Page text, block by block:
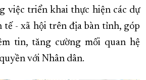
việc triển khai thực hiện các dự
- xã hội trên địa bàn tỉnh, góp
tin, tăng cường mối quan hệ
với Nhân dân.